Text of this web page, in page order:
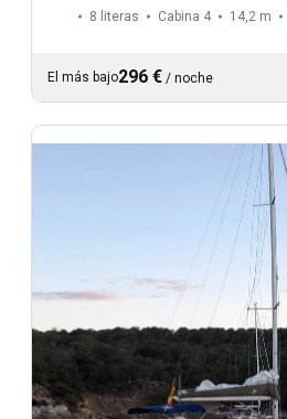
8 literas Cabina 4 14,2 m
El más bajo296 € / noche